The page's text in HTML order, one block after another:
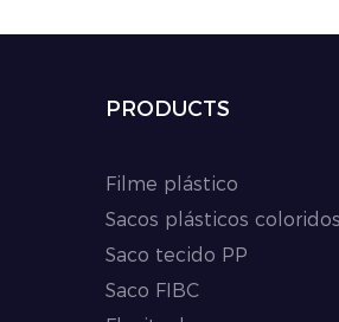
PRODUCTS
Filme plástico
Sacos plásticos coloridos
Saco tecido PP
Saco FIBC